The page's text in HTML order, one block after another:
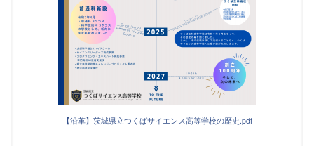
【沿革】茨城県立つくばサイエンス高等学校の歴史.pdf